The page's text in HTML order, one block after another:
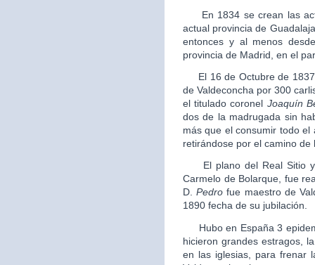
En 1834 se crean las
actual provincia de
entonces y al menos
provincia de Madrid, en el
El 16 de Octubre de 1837
de Valdeconcha por 300
el titulado coronel Joaquín
dos de la madrugada sin
más que el consumir todo
retirándose por el camino de
El plano del Real Sitio y
Carmelo de Bolarque, fue
D.Pedro fue maestro de
1890 fecha de su jubilación.
Hubo en España 3
hicieron grandes estragos,
en las iglesias, para frenar